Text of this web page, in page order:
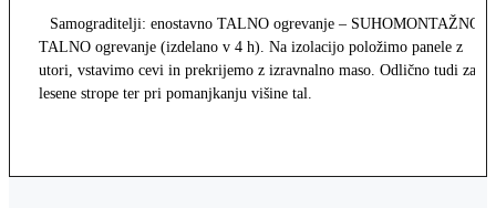
Samograditelji: enostavno TALNO ogrevanje – SUHOMONTAŽNO
TALNO ogrevanje (izdelano v 4 h). Na izolacijo položimo panele z
utori, vstavimo cevi in prekrijemo z izravnalno maso. Odlično tudi za
lesene strope ter pri pomanjkanju višine tal.